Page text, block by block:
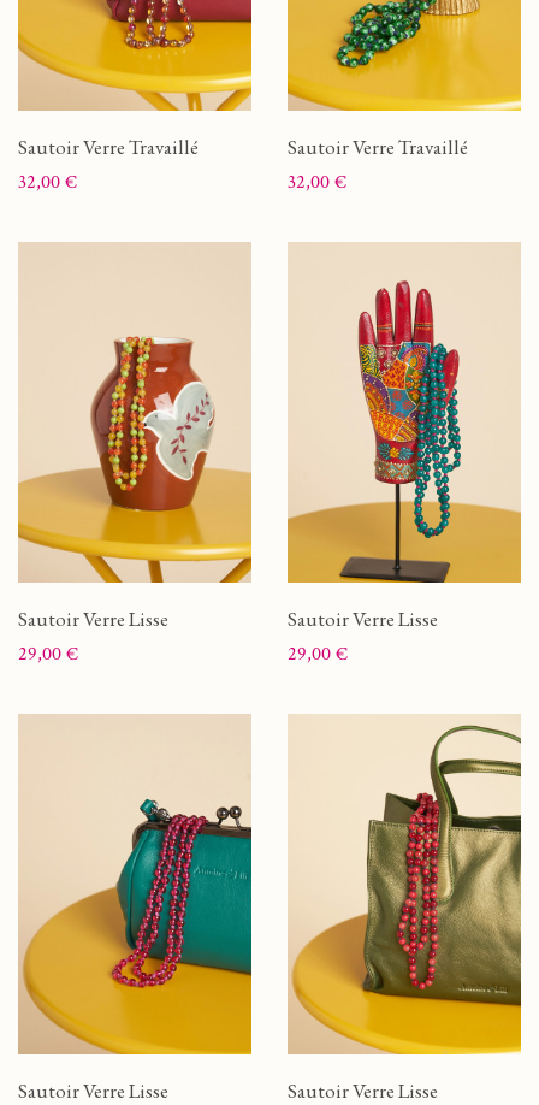
Sautoir Verre Travaillé
Prix
32,00 €
Sautoir Verre Travaillé
Prix
32,00 €
Sautoir Verre Lisse
Prix
29,00 €
Sautoir Verre Lisse
Prix
29,00 €
Sautoir Verre Lisse Sautoir Verre Lisse